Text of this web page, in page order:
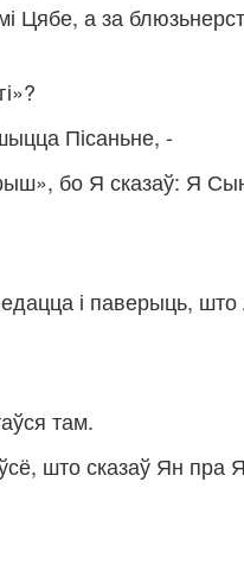
Цябе, а за
Пісаньне, -
бо Я сказаў: Я
і паверыць,
там.
што сказаў Ян пра